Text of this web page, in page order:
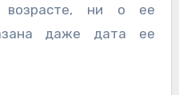
ни о ее
даже дата ее